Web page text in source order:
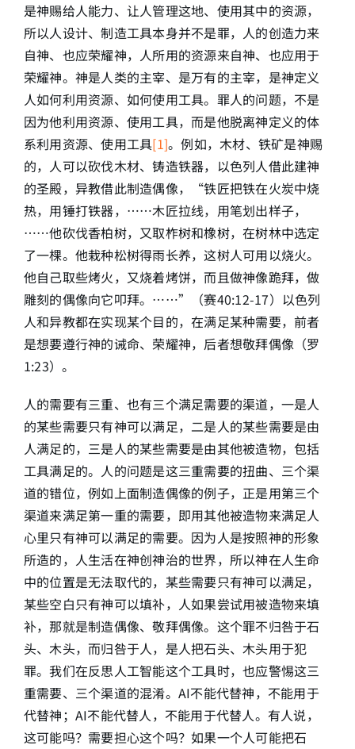
是神赐给人能力、让人管理这地、使用其中的资源，
所以人设计、制造工具本身并不是罪，人的创造力来
自神、也应荣耀神，人所用的资源来自神、也应用于
荣耀神。神是人类的主宰、是万有的主宰，是神定义
人如何利用资源、如何使用工具。罪人的问题，不是
因为他利用资源、使用工具，而是他脱离神定义的体
系利用资源、使用工具[1]。例如，木材、铁矿是神赐
的，人可以砍伐木材、铸造铁器，以色列人借此建神
的圣殿，异教借此制造偶像，“铁匠把铁在火炭中烧
热，用锤打铁器，……木匠拉线，用笔划出样子，
……他砍伐香柏树，又取柞树和橡树，在树林中选定
了一棵。他栽种松树得雨长养，这树人可用以烧火。
他自己取些烤火，又烧着烤饼，而且做神像跪拜，做
雕刻的偶像向它叩拜。……”（赛40:12-17）以色列
人和异教都在实现某个目的，在满足某种需要，前者
是想要遵行神的诫命、荣耀神，后者想敬拜偶像（罗
1:23）。
人的需要有三重、也有三个满足需要的渠道，一是人
的某些需要只有神可以满足，二是人的某些需要是由
人满足的，三是人的某些需要是由其他被造物，包括
工具满足的。人的问题是这三重需要的扭曲、三个渠
道的错位，例如上面制造偶像的例子，正是用第三个
渠道来满足第一重的需要，即用其他被造物来满足人
心里只有神可以满足的需要。因为人是按照神的形象
所造的，人生活在神创神治的世界，所以神在人生命
中的位置是无法取代的，某些需要只有神可以满足，
某些空白只有神可以填补，人如果尝试用被造物来填
补，那就是制造偶像、敬拜偶像。这个罪不归咎于石
头、木头，而归咎于人，是人把石头、木头用于犯
罪。我们在反思人工智能这个工具时，也应警惕这三
重需要、三个渠道的混淆。AI不能代替神，不能用于
代替神；AI不能代替人，不能用于代替人。有人说，
这可能吗？需要担心这个吗？如果一个人可能把石